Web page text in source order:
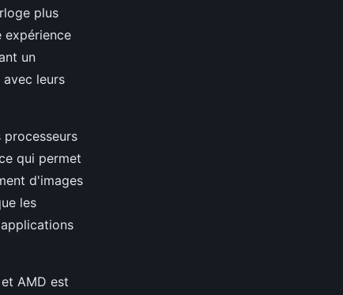
plus
expérience
un
leurs
processeurs
qui permet
d'images
les
AMD est